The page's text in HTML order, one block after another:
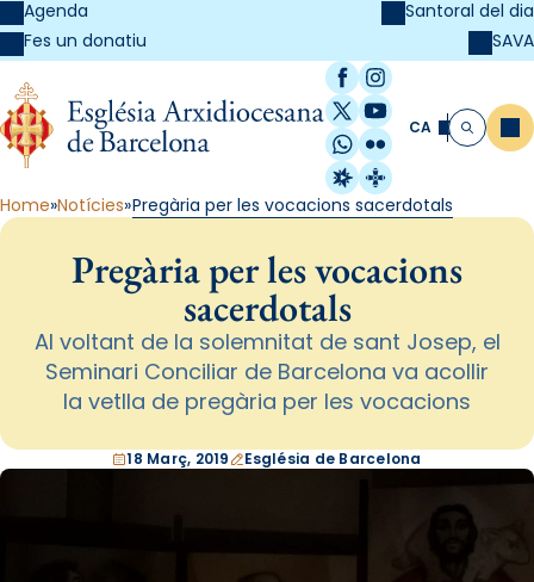
Agenda
Fes un donatiu
Santoral del dia
SAVA
Facebook
Instagram
X / Twitter
YouTube
WhatsApp
Flickr
Radio Estel
Catalunya
CA Cerca
Home Notícies Pregària per les vocacions sacerdotals
Pregària per les vocacions
sacerdotals
Al voltant de la solemnitat de sant Josep, el
Seminari Conciliar de Barcelona va acollir
la vetlla de pregària per les vocacions
18 Març, 2019 Església de Barcelona